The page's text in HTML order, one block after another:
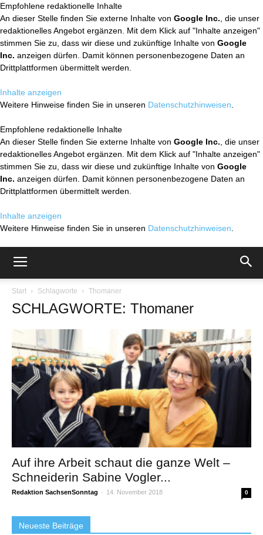
Empfohlene redaktionelle Inhalte
An dieser Stelle finden Sie externe Inhalte von Google Inc. , die unser
redaktionelles Angebot ergänzen. Mit dem Klick auf "Inhalte anzeigen"
stimmen Sie zu, dass wir diese und zukünftige Inhalte von Google
Inc. anzeigen dürfen. Damit können personenbezogene Daten an
Drittplattformen übermittelt werden.
Inhalte anzeigen
Weitere Hinweise finden Sie in unseren Datenschutzhinweisen
Empfohlene redaktionelle Inhalte
An dieser Stelle finden Sie externe Inhalte von Google Inc. , die unser
redaktionelles Angebot ergänzen. Mit dem Klick auf "Inhalte anzeigen"
stimmen Sie zu, dass wir diese und zukünftige Inhalte von Google
Inc. anzeigen dürfen. Damit können personenbezogene Daten an
Drittplattformen übermittelt werden.
Inhalte anzeigen
Weitere Hinweise finden Sie in unseren Datenschutzhinweisen
Start Schlagworte Thomaner
SCHLAGWORTE: Thomaner
Auf ihre Arbeit schaut die ganze Welt –
Schneiderin Sabine Vogler...
Redaktion SachsenSonntag - 14. November 2018 0
Neueste Beiträge